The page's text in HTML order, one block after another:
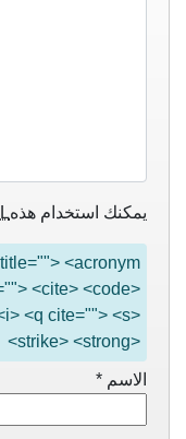
يمكنك استخدام هذه
<acronym
<cite> <code>
<q cite=""> <s>
<strike> <strong>
الاسم *